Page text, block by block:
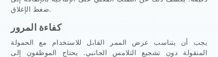
ضغط الإغلاق.
كفاءة المرور
يجب أن يتناسب عرض الممر القابل للاستخدام مع الحمولة
المنقولة دون تشجيع التلامس الجانبي. يحتاج الموظفون إلى